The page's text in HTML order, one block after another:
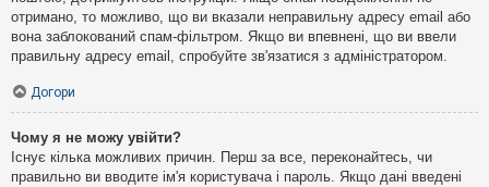
отримано, то можливо, що ви вказали неправильну адресу email або
вона заблокований спам-фільтром. Якщо ви впевнені, що ви ввели
правильну адресу email, спробуйте зв'язатися з адміністратором.
Догори
Чому я не можу увійти?
Існує кілька можливих причин. Перш за все, переконайтесь, чи
правильно ви вводите ім'я користувача і пароль. Якщо дані введені